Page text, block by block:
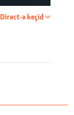
Direct-ə keçid